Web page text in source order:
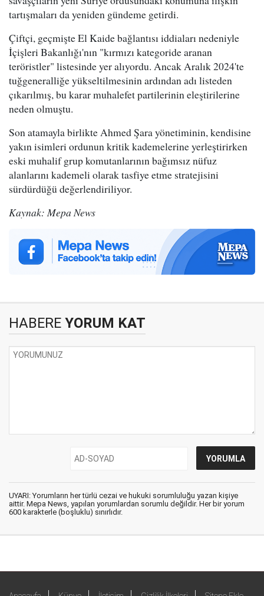
tartışmaları da yeniden gündeme getirdi.
Çiftçi, geçmişte El Kaide bağlantısı iddiaları nedeniyle
İçişleri Bakanlığı'nın "kırmızı kategoride aranan
teröristler" listesinde yer alıyordu. Ancak Aralık 2024'te
tuğgeneralliğe yükseltilmesinin ardından adı listeden
çıkarılmış, bu karar muhalefet partilerinin eleştirilerine
neden olmuştu.
Son atamayla birlikte Ahmed Şara yönetiminin, kendisine
yakın isimleri ordunun kritik kademelerine yerleştirirken
eski muhalif grup komutanlarının bağımsız nüfuz
alanlarını kademeli olarak tasfiye etme stratejisini
sürdürdüğü değerlendiriliyor.
Kaynak: Mepa News
HABERE YORUM KAT
UYARI: Yorumların her türlü cezai ve hukuki sorumluluğu yazan kişiye
aittir. Mepa News, yapılan yorumlardan sorumlu değildir. Her bir yorum
600 karakterle (boşluklu) sınırlıdır.